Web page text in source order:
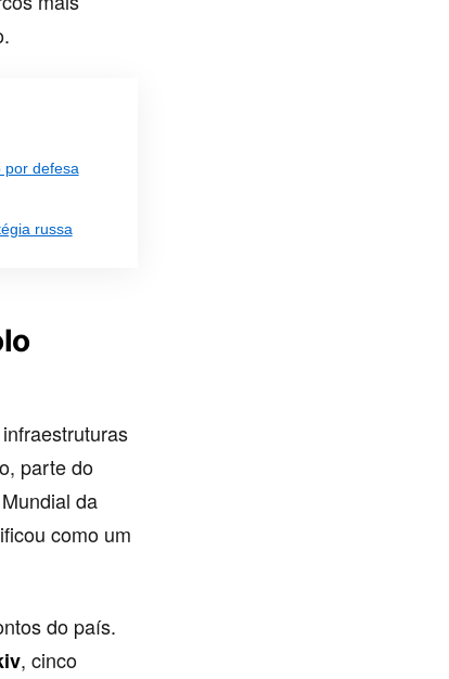
por defesa
russa
parte do
da
como um
do país.
, cinco